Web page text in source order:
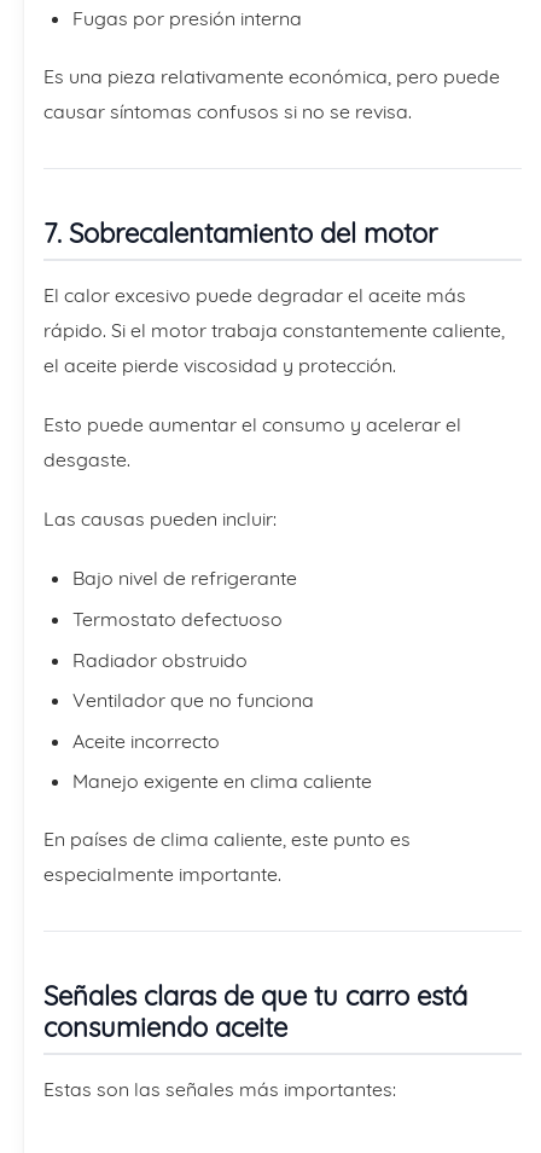
Fugas por presión interna
Es una pieza relativamente económica, pero puede
causar síntomas confusos si no se revisa.
7. Sobrecalentamiento del motor
El calor excesivo puede degradar el aceite más
rápido. Si el motor trabaja constantemente caliente,
el aceite pierde viscosidad y protección.
Esto puede aumentar el consumo y acelerar el
desgaste.
Las causas pueden incluir:
Bajo nivel de refrigerante
Termostato defectuoso
Radiador obstruido
Ventilador que no funciona
Aceite incorrecto
Manejo exigente en clima caliente
En países de clima caliente, este punto es
especialmente importante.
Señales claras de que tu carro está
consumiendo aceite
Estas son las señales más importantes: